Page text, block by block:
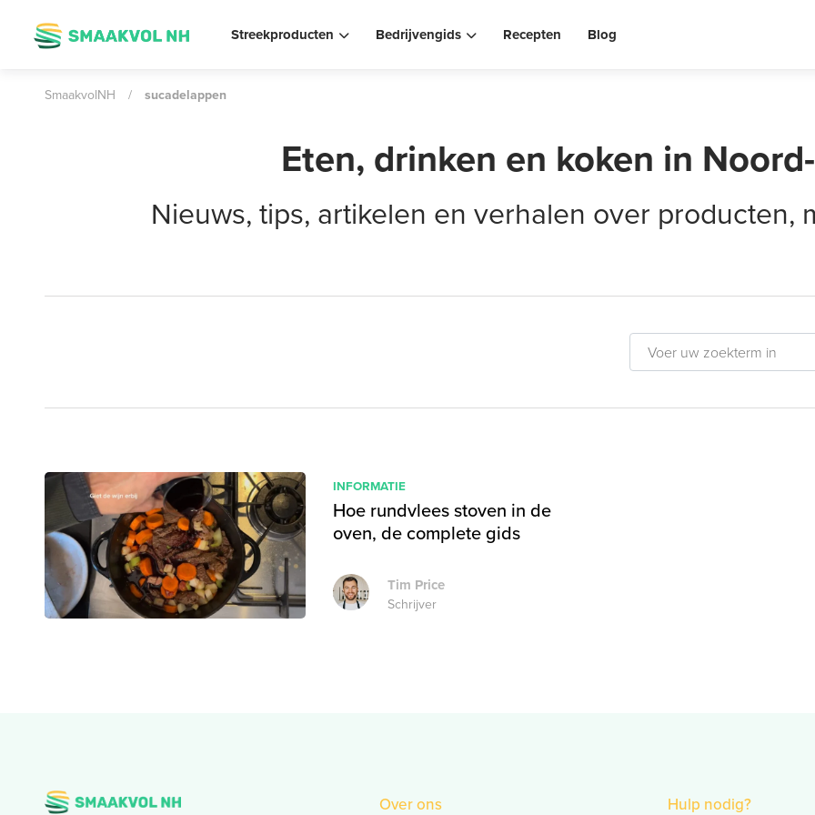
Streekproducten Bedrijvengids Recepten Blog
SmaakvolNH / sucadelappen
Eten, drinken en koken in
Nieuws, tips, artikelen en verhalen over producten,
INFORMATIE
Hoe rundvlees stoven in de
oven, de complete gids
Tim Price
Schrijver
Over ons Hulp nodig?